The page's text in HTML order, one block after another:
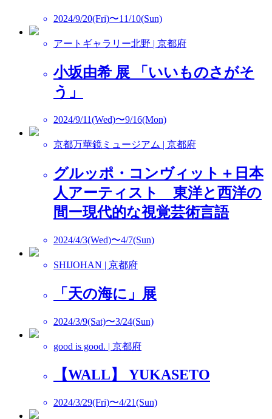
2024/9/20(Fri)〜11/10(Sun)
アートギャラリー北野 | 京都府
小坂由希 展 「いいものさがそ
う」
2024/9/11(Wed)〜9/16(Mon)
京都万華鏡ミュージアム | 京都府
グルッポ・コンヴィット＋日本
人アーティスト 東洋と西洋の
間ー現代的な視覚芸術言語
2024/4/3(Wed)〜4/7(Sun)
SHIJOHAN | 京都府
「天の海に」展
2024/3/9(Sat)〜3/24(Sun)
good is good. | 京都府
【WALL】 YUKASETO
2024/3/29(Fri)〜4/21(Sun)